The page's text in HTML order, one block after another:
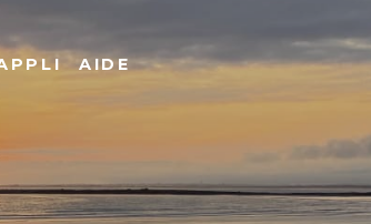
AIDE